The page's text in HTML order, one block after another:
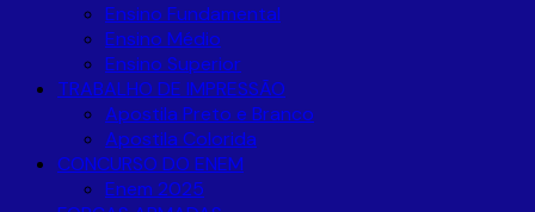
Ensino Fundamental
Ensino Médio
Ensino Superior
TRABALHO DE IMPRESSÃO
Apostila Preto e Branco
Apostila Colorida
CONCURSO DO ENEM
Enem 2025